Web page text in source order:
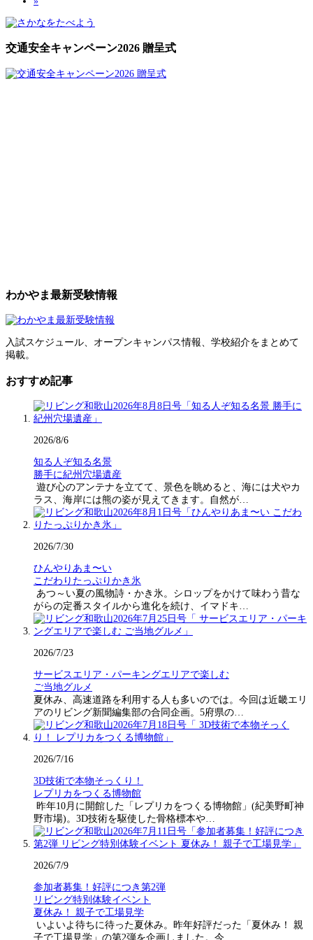
交通安全キャンペーン2026 贈呈式
わかやま最新受験情報
入試スケジュール、オープンキャンパス情報、学校紹介をまとめて
掲載。
おすすめ記事
2026/8/6
知る人ぞ知る名景
勝手に紀州穴場遺産
遊び心のアンテナを立てて、景色を眺めると、海には犬やカ
ラス、海岸には熊の姿が見えてきます。自然が…
2026/7/30
ひんやりあま〜い
こだわりたっぷりかき氷
あつ～い夏の風物詩・かき氷。シロップをかけて味わう昔な
がらの定番スタイルから進化を続け、イマドキ…
2026/7/23
サービスエリア・パーキングエリアで楽しむ
ご当地グルメ
夏休み、高速道路を利用する人も多いのでは。今回は近畿エリ
アのリビング新聞編集部の合同企画。5府県の…
2026/7/16
3D技術で本物そっくり！
レプリカをつくる博物館
昨年10月に開館した「レプリカをつくる博物館」(紀美野町神
野市場)。3D技術を駆使した骨格標本や…
2026/7/9
参加者募集！好評につき第2弾
リビング特別体験イベント
夏休み！ 親子で工場見学
いよいよ待ちに待った夏休み。昨年好評だった「夏休み！ 親
子で工場見学」の第2弾を企画しました。今…